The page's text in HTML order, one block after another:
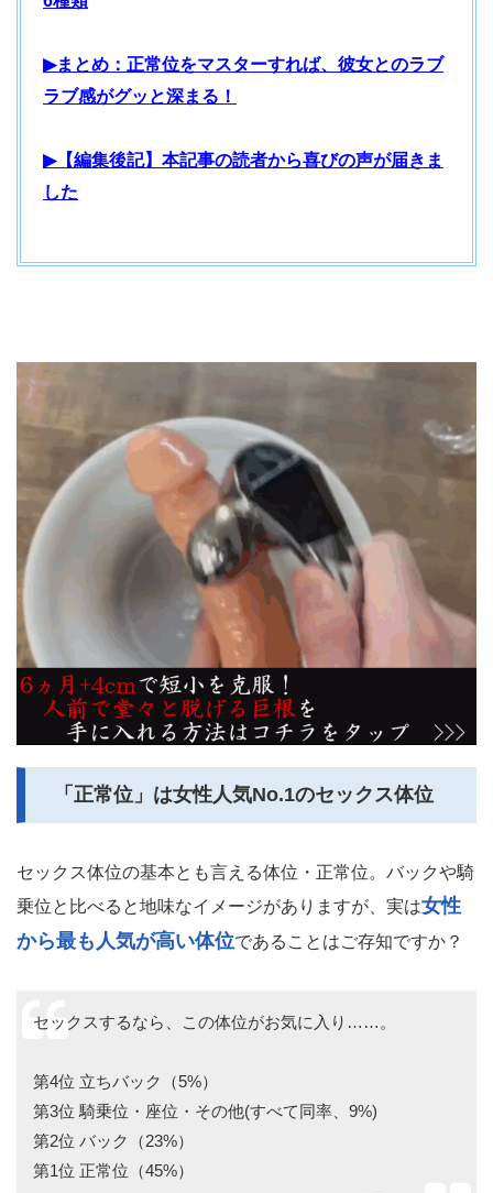
▶まとめ：正常位をマスターすれば、彼女とのラブ
ラブ感がグッと深まる！
▶【編集後記】本記事の読者から喜びの声が届きま
した
「正常位」は女性人気No.1のセックス体位
セックス体位の基本とも言える体位・正常位。バックや騎
乗位と比べると地味なイメージがありますが、実は女性
から最も人気が高い体位であることはご存知ですか？
セックスするなら、この体位がお気に入り……。
第4位 立ちバック（5%）
第3位 騎乗位・座位・その他(すべて同率、9%)
第2位 バック（23%）
第1位 正常位（45%）